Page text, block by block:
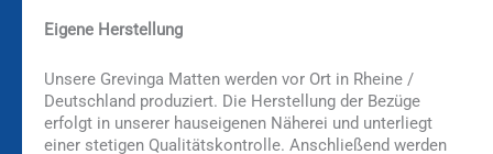
Eigene Herstellung
Unsere Grevinga Matten werden vor Ort in Rheine /
Deutschland produziert. Die Herstellung der Bezüge
erfolgt in unserer hauseigenen Näherei und unterliegt
einer stetigen Qualitätskontrolle. Anschließend werden